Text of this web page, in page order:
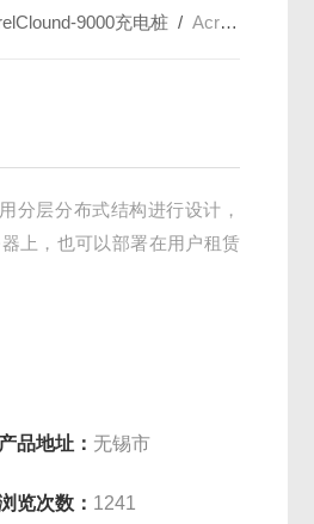
9000充电桩 /AcrelCloun-9000 5万点位充电桩运营设施
分层分布式结构进行设计，
上，也可以部署在用户租赁
产品地址： 无锡市
览次数： 1241